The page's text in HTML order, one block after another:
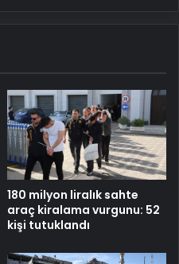
180 milyon liralık sahte
araç kiralama vurgunu: 52
kişi tutuklandı